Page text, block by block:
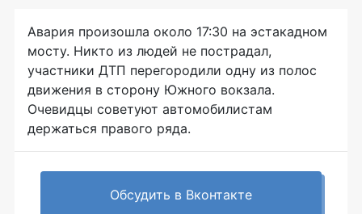
Авария произошла около 17:30 на эстакадном
мосту. Никто из людей не пострадал,
участники ДТП перегородили одну из полос
движения в сторону Южного вокзала.
Очевидцы советуют автомобилистам
держаться правого ряда.
Обсудить в Вконтакте